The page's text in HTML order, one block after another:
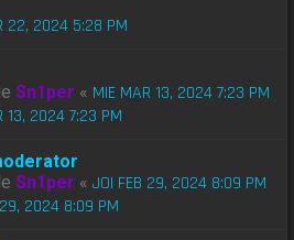
22, 2024 5:28 PM
Sn1per « MIE MAR 13, 2024 7:23 PM
13, 2024 7:23 PM
Sn1per «JOI FEB 29, 2024 8:09 PM
2024 8:09 PM